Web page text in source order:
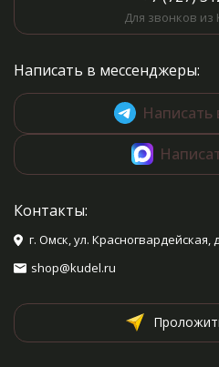
Для звонков из
Написать в мессенджеры:
Написать
Контакты:
г. Омск, ул.
shop@kudel.ru